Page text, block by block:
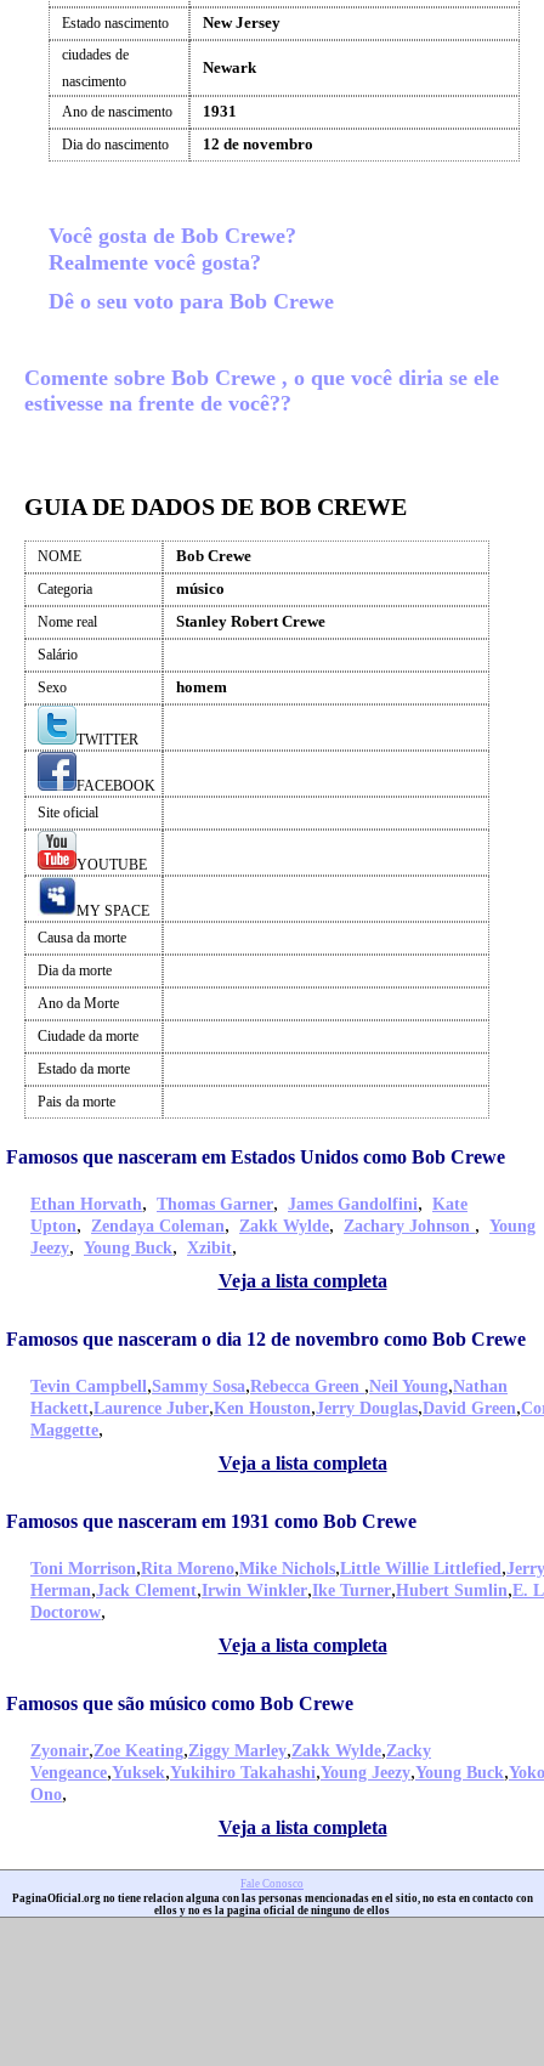
Estado nascimento New Jersey
ciudades de
nascimento
Newark
Ano de nascimento 1931
Dia do nascimento 12 de novembro
Você gosta de Bob Crewe?
Realmente você gosta?
Dê o seu voto para Bob Crewe
Comente sobre Bob Crewe , o que você diria se ele
estivesse na frente de você??
GUIA DE DADOS DE BOB CREWE
NOME Bob Crewe
Categoria músico
Nome real Stanley Robert Crewe
Salário
Sexo
homem
TWITTER
FACEBOOK
Site oficial
YOUTUBE
MY SPACE
Causa da morte
Dia da morte
Ano da Morte
Ciudade da morte
Estado da morte
Pais da morte
Famosos que nasceram em Estados Unidos como Bob Crewe
Ethan Horvath, Thomas Garner, James Gandolfini, Kate
Upton, Zendaya Coleman, Zakk Wylde, Zachary Johnson , Young
Jeezy, Young Buck, Xzibit,
Veja a lista completa
Famosos que nasceram o dia 12 de novembro como Bob Crewe
Tevin Campbell,Sammy Sosa,Rebecca Green ,Neil Young,Nathan
Hackett,Laurence Juber,Ken Houston,Jerry Douglas,David Green,
Maggette,
Veja a lista completa
Famosos que nasceram em 1931 como Bob Crewe
Toni Morrison,Rita Moreno,Mike Nichols,Little Willie Littlefied,Jerry
Herman,Jack Clement,Irwin Winkler,Ike Turner,Hubert Sumlin,E.
Doctorow,
Veja a lista completa
Famosos que são músico como Bob Crewe
Zyonair,Zoe Keating,Ziggy Marley,Zakk Wylde,Zacky
Vengeance,Yuksek,Yukihiro Takahashi,Young Jeezy,Young Buck,Yoko
Ono,
Veja a lista completa
Fale Conosco
PaginaOficial.org no tiene relacion alguna con las personas mencionadas en el sitio, no esta en contacto con
ellos y no es la pagina oficial de ninguno de ellos